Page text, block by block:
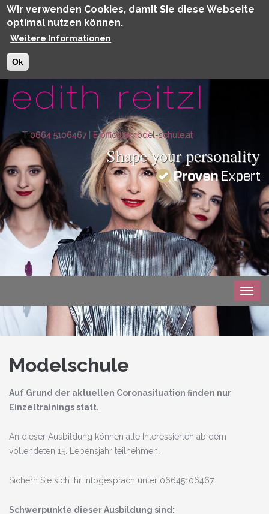
Wir verwenden Cookies, damit Sie diese Webseite
optimal nutzen können.
Weitere Informationen
Ok
Direkt zum Inhalt
T 0664 5106467| E office@model-schule.at
Shape your personality
Modelschule
Auf Grund der aktuellen Coronasituation finden nur
Einzeltrainings statt.
An dieser Ausbildung können alle Interessierten ab dem
vollendeten 15. Lebensjahr teilnehmen.
Sichern Sie sich Ihr Infogespräch unter 06645106467.
Schwerpunkte dieser Ausbildung sind: